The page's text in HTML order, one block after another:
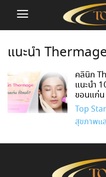
แนะนำ
คลินิก
แนะนำ
ขอนแก่น
Top
สุขภาพแ